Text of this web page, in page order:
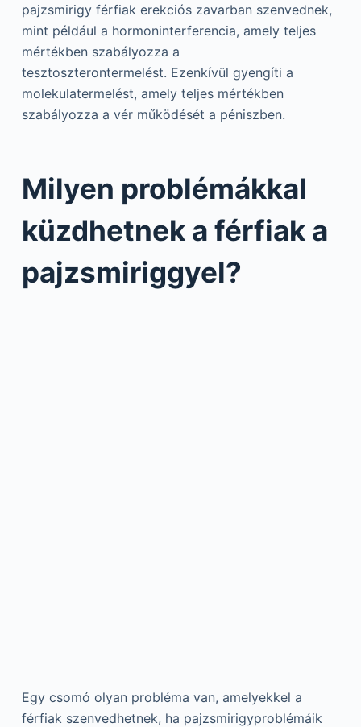
pajzsmirigy férfiak erekciós zavarban szenvednek,
mint például a hormoninterferencia, amely teljes
mértékben szabályozza a
tesztoszterontermelést. Ezenkívül gyengíti a
molekulatermelést, amely teljes mértékben
szabályozza a vér működését a péniszben.
Milyen problémákkal
küzdhetnek a férfiak a
pajzsmiriggyel?
Egy csomó olyan probléma van, amelyekkel a
férfiak szenvedhetnek, ha pajzsmirigyproblémáik